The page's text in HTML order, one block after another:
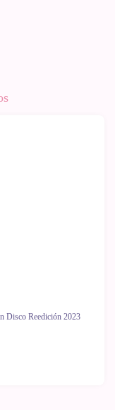
Disco Reedición 2023